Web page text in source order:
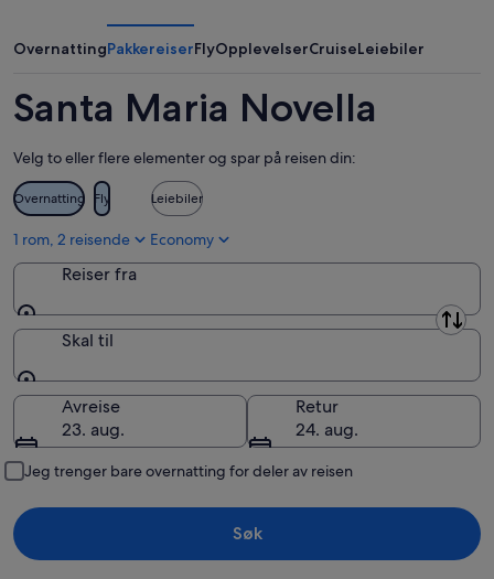
-
aug.
kveld,
aug.
-
aug.
neste
14.
aug.
16.
aug.
OvernattingPakkereiserFlyOpplevelserCruiseLeiebiler
Santa Maria Novella
Velg to eller flere elementer og spar på reisen din:
Overnatting Fly Leiebiler
1 rom, 2 reisende Economy
Reiser fra
Reiser fra
Skal til
Skal til
Avreise
23. aug.
Retur
24. aug.
Jeg trenger bare overnatting for deler av reisen
Søk